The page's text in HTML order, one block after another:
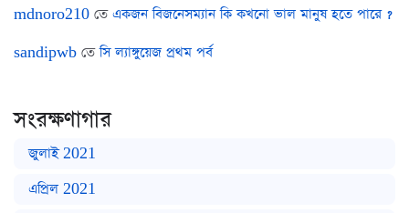
mdnoro210 তেএকজন বিজনেসম্যান কি কখনো ভাল মানুষ হতে পারে ?
sandipwb তেসি ল্যাঙ্গুয়েজ প্রথম পর্ব
সংরক্ষণাগার
জুলাই 2021
এপ্রিল 2021